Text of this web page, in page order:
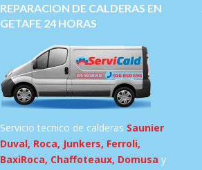
REPARACION DE CALDERAS EN
GETAFE 24 HORAS
Servicio tecnico de calderas Saunier
Duval, Roca, Junkers, Ferroli,
BaxiRoca, Chaffoteaux, Domusa y